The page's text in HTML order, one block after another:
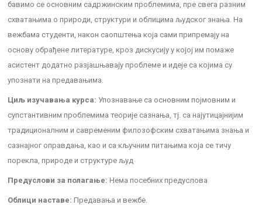
бавимо се основним садржинским проблемима, пре свега разним
схватањима о природи, структури и облицима људског знања. На
вежбама студенти, након саопштења која сами припремају на
основу обрађене литературе, кроз дискусију у којој им помаже
асистент додатно разјашњавају проблеме и идеје са којима су
упознати на предавањима.
Циљ изучавања курса: Упознавање са основним појмовним и
супстантивним проблемима теорије сазнања, тј. са најутицајнијим
традиционалним и савременим филозофским схватањима знања и
сазнајног оправдања, као и са кључним питањима која се тичу
порекла, природе и структуре људ
Предуслови за полагање: Нема посебних предуслова
Облици наставе: Предавања и вежбе.